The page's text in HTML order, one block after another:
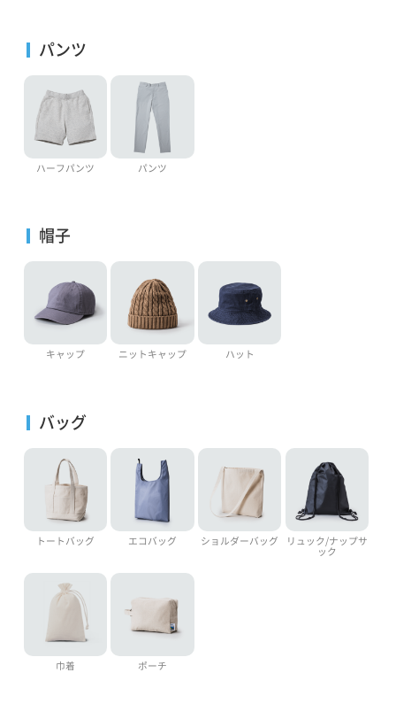
パンツ
ハーフパンツ パンツ
帽子
キャップ ニットキャップ ハット
バッグ
トートバッグ エコバッグ ショルダーバッグ
リュック/ナップサ
ック
巾着 ポーチ